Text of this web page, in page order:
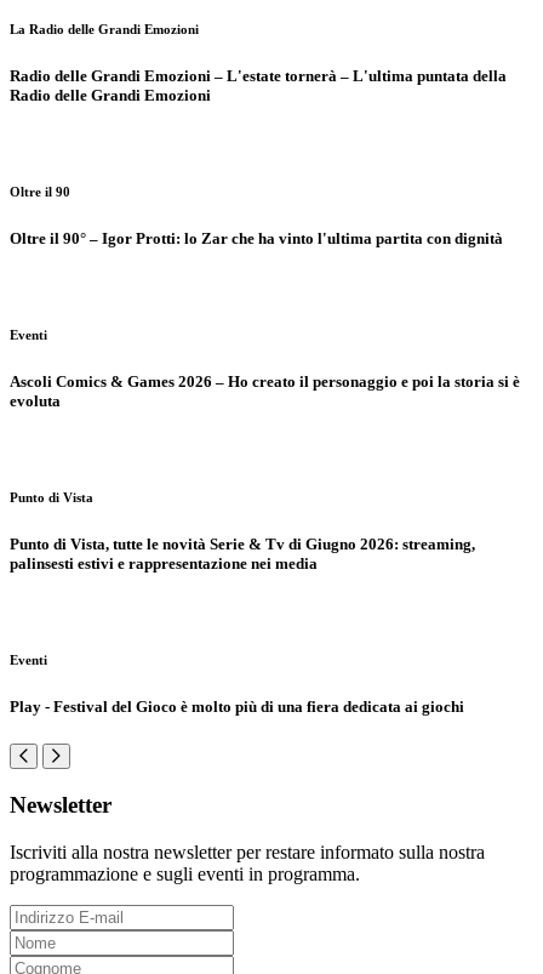
La Radio delle Grandi Emozioni
Radio delle Grandi Emozioni – L'estate tornerà – L'ultima puntata della
Radio delle Grandi Emozioni
Oltre il 90
Oltre il 90° – Igor Protti: lo Zar che ha vinto l'ultima partita con dignità
Eventi
Ascoli Comics & Games 2026 – Ho creato il personaggio e poi la storia si è
evoluta
Punto di Vista
Punto di Vista, tutte le novità Serie & Tv di Giugno 2026: streaming,
palinsesti estivi e rappresentazione nei media
Eventi
Play - Festival del Gioco è molto più di una fiera dedicata ai giochi
Newsletter
Iscriviti alla nostra newsletter per restare informato sulla nostra
programmazione e sugli eventi in programma.